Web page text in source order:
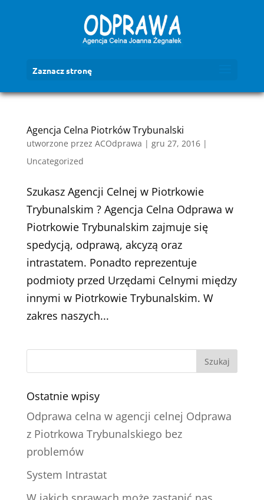
Zaznacz stronę
Agencja Celna Piotrków Trybunalski
utworzone przez ACOdprawa | gru 27, 2016|
Uncategorized
Szukasz Agencji Celnej w Piotrkowie
Trybunalskim ? Agencja Celna Odprawa w
Piotrkowie Trybunalskim zajmuje się
spedycją, odprawą, akcyzą oraz
intrastatem. Ponadto reprezentuje
podmioty przed Urzędami Celnymi między
innymi w Piotrkowie Trybunalskim. W
zakres naszych...
Ostatnie wpisy
Odprawa celna w agencji celnej Odprawa
z Piotrkowa Trybunalskiego bez
problemów
System Intrastat